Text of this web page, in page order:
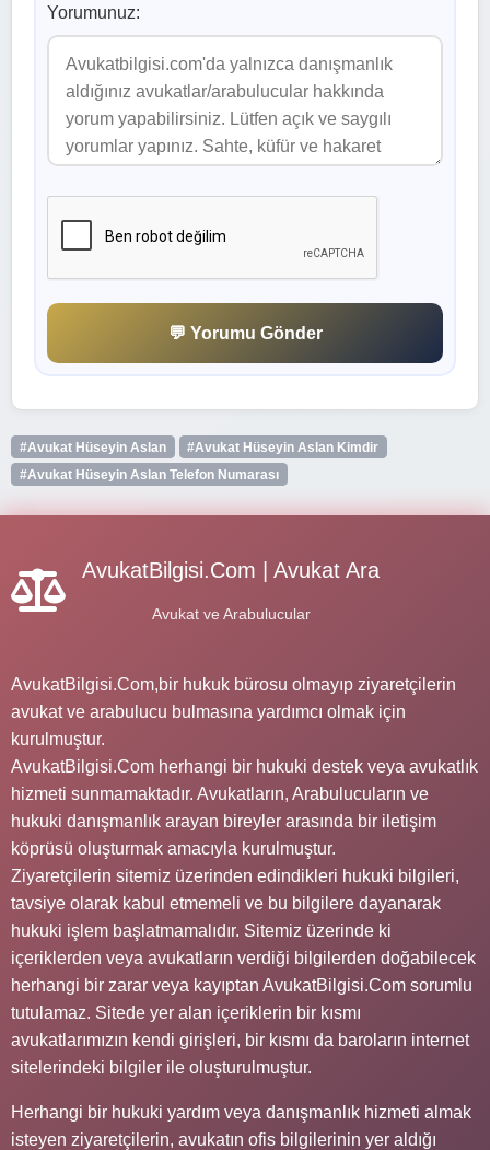
Yorumunuz:
💬 Yorumu Gönder
#Avukat Hüseyin Aslan
#Avukat Hüseyin Aslan Kimdir
#Avukat Hüseyin Aslan Telefon Numarası
AvukatBilgisi.Com | Avukat Ara
Avukat ve Arabulucular
AvukatBilgisi.Com,bir hukuk bürosu olmayıp ziyaretçilerin
avukat ve arabulucu bulmasına yardımcı olmak için
kurulmuştur.
AvukatBilgisi.Com herhangi bir hukuki destek veya avukatlık
hizmeti sunmamaktadır. Avukatların, Arabulucuların ve
hukuki danışmanlık arayan bireyler arasında bir iletişim
köprüsü oluşturmak amacıyla kurulmuştur.
Ziyaretçilerin sitemiz üzerinden edindikleri hukuki bilgileri,
tavsiye olarak kabul etmemeli ve bu bilgilere dayanarak
hukuki işlem başlatmamalıdır. Sitemiz üzerinde ki
içeriklerden veya avukatların verdiği bilgilerden doğabilecek
herhangi bir zarar veya kayıptan AvukatBilgisi.Com sorumlu
tutulamaz. Sitede yer alan içeriklerin bir kısmı
avukatlarımızın kendi girişleri, bir kısmı da baroların internet
sitelerindeki bilgiler ile oluşturulmuştur.
Herhangi bir hukuki yardım veya danışmanlık hizmeti almak
isteyen ziyaretçilerin, avukatın ofis bilgilerinin yer aldığı